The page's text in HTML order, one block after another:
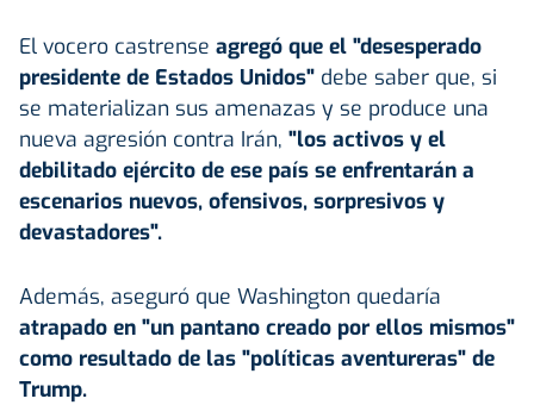
El vocero castrense agregó que el "desesperado
presidente de Estados Unidos" debe saber que, si
se materializan sus amenazas y se produce una
nueva agresión contra Irán, "los activos y el
debilitado ejército de ese país se enfrentarán a
escenarios nuevos, ofensivos, sorpresivos y
devastadores".
Además, aseguró que Washington quedaría
atrapado en "un pantano creado por ellos mismos"
como resultado de las "políticas aventureras" de
Trump.